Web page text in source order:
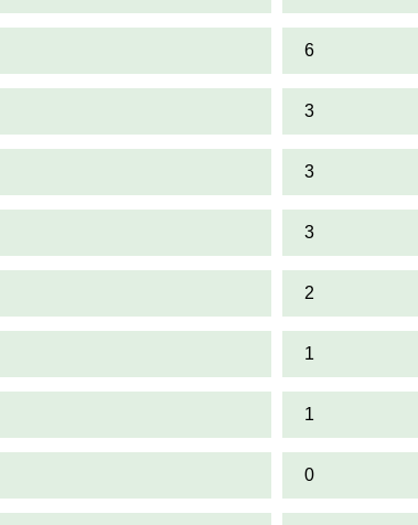
6
3
3
3
2
1
1
0